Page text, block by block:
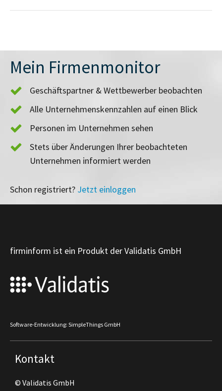
Mein Firmenmonitor
Geschäftspartner & Wettbewerber beobachten
Alle Unternehmenskennzahlen auf einen Blick
Personen im Unternehmen sehen
Stets über Änderungen Ihrer beobachteten
Unternehmen informiert werden
Schon registriert? Jetzt einloggen
firminform ist ein Produkt der Validatis GmbH
Software-Entwicklung: SimpleThings GmbH
Kontakt
© Validatis GmbH